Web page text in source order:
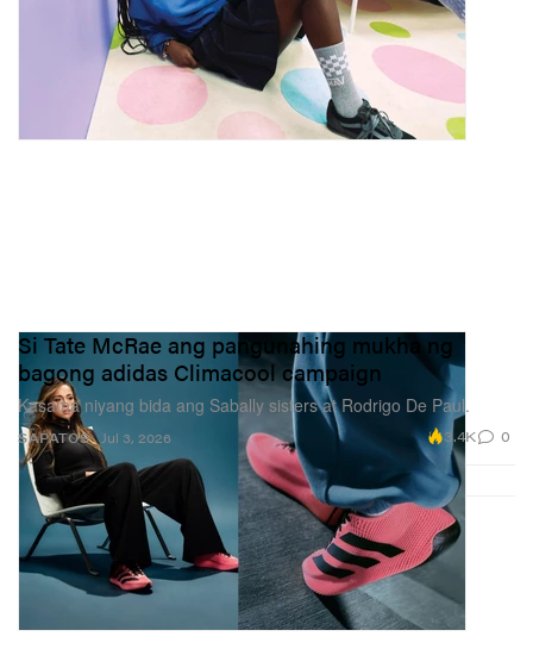
SAPATOS
Si Tate McRae ang pangunahing mukha ng
bagong adidas Climacool campaign
Kasama niyang bida ang Sabally sisters at Rodrigo De Paul.
Jul 3, 2026 3.4K 0